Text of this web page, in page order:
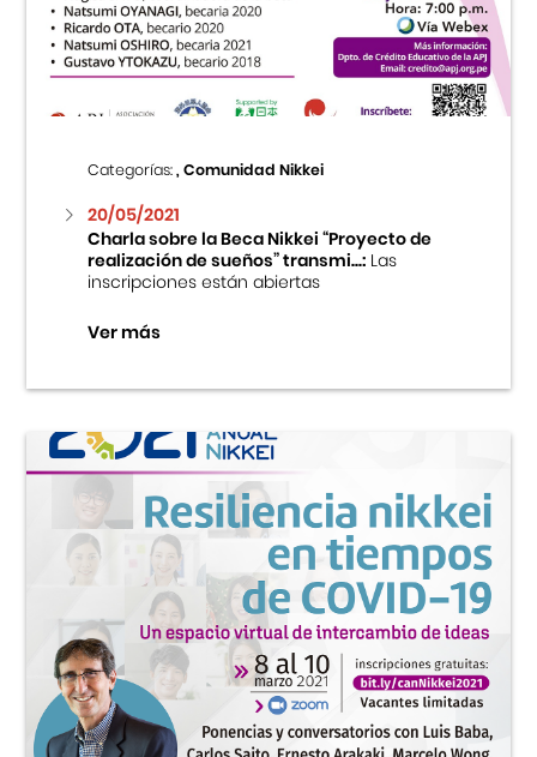
Centro Cultural Peruano Japonés
Cursos
Museo de la Inmigración Japonesa
Fondo Editorial
Teatro Peruano Japonés
Categorías:, Comunidad Nikkei
20/05/2021
Charla sobre la Beca Nikkei “Proyecto de
realización de sueños” transmi...:Las
inscripciones están abiertas
Ver más